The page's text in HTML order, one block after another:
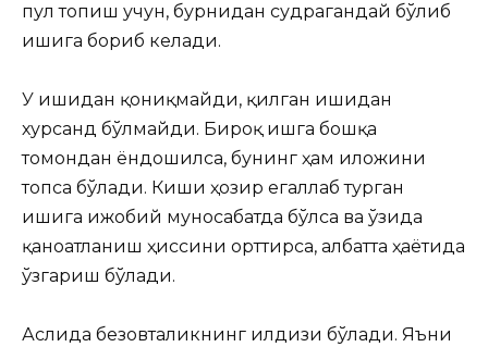
пул топиш учун, бурнидан судрагандай бўлиб
ишига бориб келади.
У ишидан қониқмайди, қилган ишидан
хурсанд бўлмайди. Бироқ ишга бошқа
томондан ёндошилса, бунинг ҳам иложини
топса бўлади. Киши ҳозир егаллаб турган
ишига ижобий муносабатда бўлса ва ўзида
қаноатланиш ҳиссини орттирса, албатта ҳаётида
ўзгариш бўлади.
Аслида безовталикнинг илдизи бўлади. Яъни